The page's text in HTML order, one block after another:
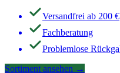
Versandfrei ab 200 €
Fachberatung
Problemlose
Sortiment ansehen →